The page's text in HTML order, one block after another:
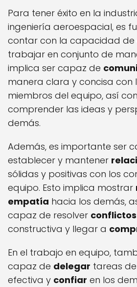
Para tener éxito en la
ingeniería aeroespacial, es
contar con la capacidad de
trabajar en conjunto de
implica ser capaz de
manera clara y concisa con
miembros del equipo, así
comprender las ideas y
demás.
Además, es importante ser
establecer y mantener
sólidas y positivas con los
equipo. Esto implica mostrar
empatía hacia los demás,
capaz de resolver conflictos
constructiva y llegar a
En el trabajo en equipo,
capaz de delegar tareas
efectiva y confiar en los